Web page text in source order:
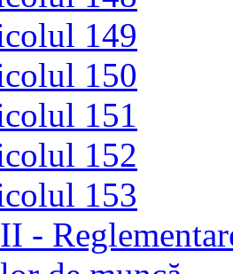
149
150
151
152
153
-